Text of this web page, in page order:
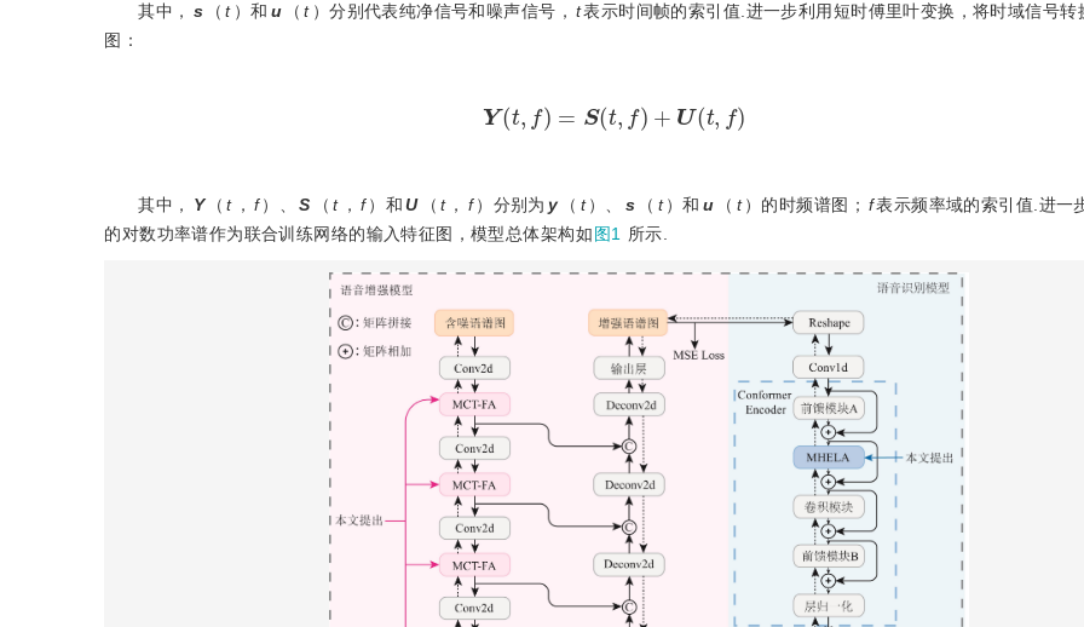
其中， s （ t ）和 u （ t ）分别代表纯净信号和噪声信号， t表示时间帧的索引值.进一步利用短时傅里叶变换，将时域信号转
图：
Y( =S(t )+ U t,f)
其中， Y （ t ， f ）、 S （ t ， f ）和U （ t ， f ）分别为 y （ t ）、 s （ t ）和 u （ t ）的时频谱图； f表示频率域的索引值.进一
的对数功率谱作为联合训练网络的输入特征图，模型总体架构如图1 所示.